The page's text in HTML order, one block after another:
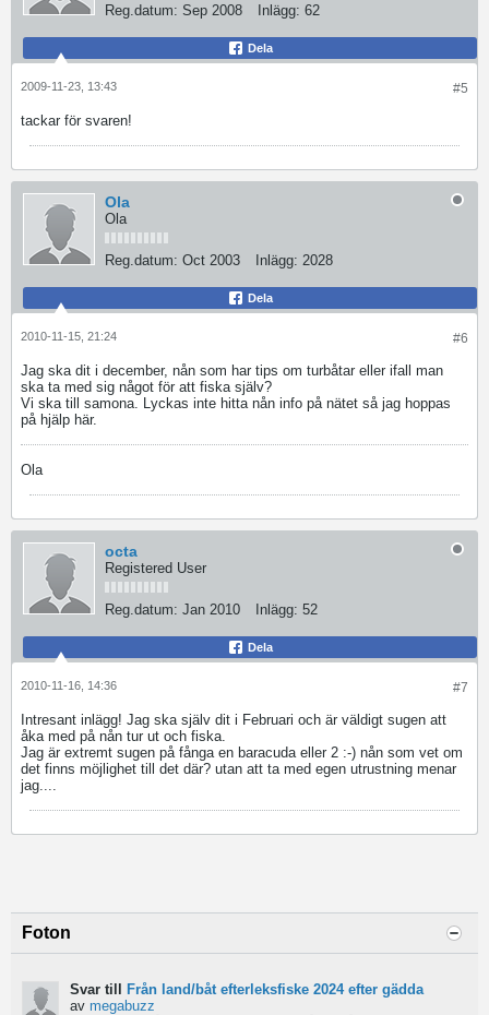
Reg.datum: Sep 2008 Inlägg: 62
Dela
#5
2009-11-23, 13:43
tackar för svaren!
Ola
Ola
Reg.datum: Oct 2003 Inlägg: 2028
Dela
#6
2010-11-15, 21:24
Jag ska dit i december, nån som har tips om turbåtar eller ifall man
ska ta med sig något för att fiska själv?
Vi ska till samona. Lyckas inte hitta nån info på nätet så jag hoppas
på hjälp här.
Ola
octa
Registered User
Reg.datum: Jan 2010 Inlägg: 52
Dela
#7
2010-11-16, 14:36
Intresant inlägg! Jag ska själv dit i Februari och är väldigt sugen att
åka med på nån tur ut och fiska.
Jag är extremt sugen på fånga en baracuda eller 2 :-) nån som vet om
det finns möjlighet till det där? utan att ta med egen utrustning menar
jag....
Foton
Svar till
Från land/båt efterleksfiske 2024 efter gädda
av megabuzz